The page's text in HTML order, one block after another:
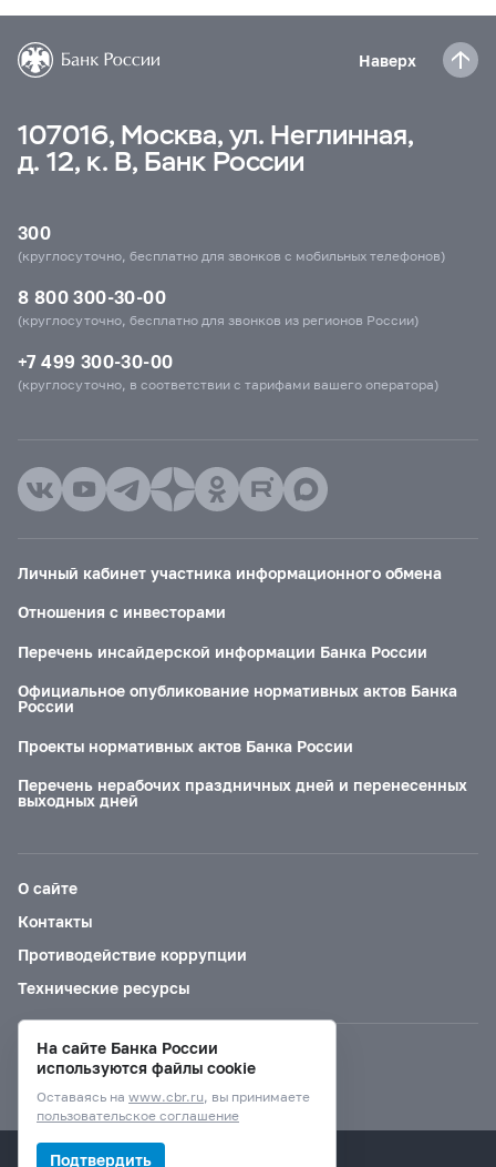
Наверх
107016, Москва, ул. Неглинная,
д. 12, к. В, Банк России
300
(круглосуточно, бесплатно для звонков с мобильных телефонов)
8 800 300-30-00
(круглосуточно, бесплатно для звонков из регионов России)
+7 499 300-30-00
(круглосуточно, в соответствии с тарифами вашего оператора)
Личный кабинет участника информационного обмена
Отношения с инвесторами
Перечень инсайдерской информации Банка России
Официальное опубликование нормативных актов Банка
России
Проекты нормативных актов Банка России
Перечень нерабочих праздничных дней и перенесенных
выходных дней
О сайте
Контакты
Противодействие коррупции
Технические ресурсы
Версия для слабовидящих
© Банк России, 2000–2026.
На сайте Банка России
используются файлы cookie
Оставаясь на www.cbr.ru, вы принимаете
пользовательское соглашение
Подтвердить